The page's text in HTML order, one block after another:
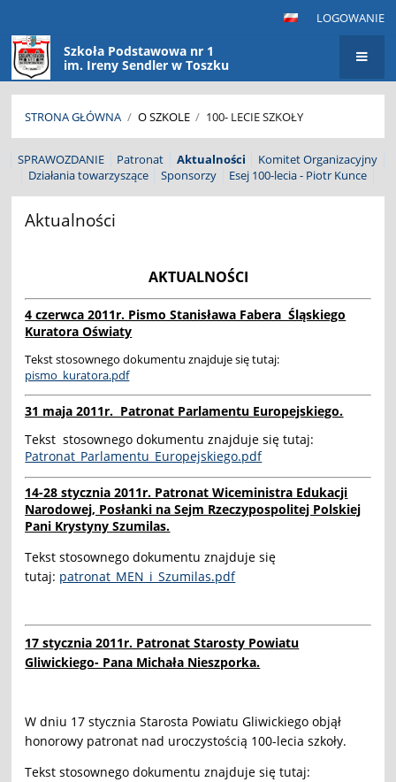
LOGOWANIE
Szkoła Podstawowa nr 1
im. Ireny Sendler w Toszku
STRONA GŁÓWNA / O SZKOLE / 100- LECIE SZKOŁY
100-
lecie
szkoły
SPRAWOZDANIE Patronat Aktualności
Komitet Organizacyjny
Działania towarzyszące
Sponsorzy Esej 100-lecia - Piotr Kunce
Aktualności
AKTUALNOŚCI
4 czerwca 2011r. Pismo Stanisława Fabera Śląskiego
Kuratora Oświaty
Tekst stosownego dokumentu znajduje się tutaj:
pismo_kuratora.pdf
31 maja 2011r. Patronat Parlamentu Europejskiego.
Tekst stosownego dokumentu znajduje się tutaj:
Patronat_Parlamentu_Europejskiego.pdf
14-28 stycznia 2011r. Patronat Wiceministra Edukacji
Narodowej, Posłanki na Sejm Rzeczypospolitej Polskiej
Pani Krystyny Szumilas.
Tekst stosownego dokumentu znajduje się
tutaj: patronat_MEN_i_Szumilas.pdf
17 stycznia 2011r. Patronat Starosty Powiatu
Gliwickiego- Pana Michała Nieszporka.
W dniu 17 stycznia Starosta Powiatu Gliwickiego objął
honorowy patronat nad uroczystością 100-lecia szkoły.
Tekst stosownego dokumentu znajduje się tutaj: